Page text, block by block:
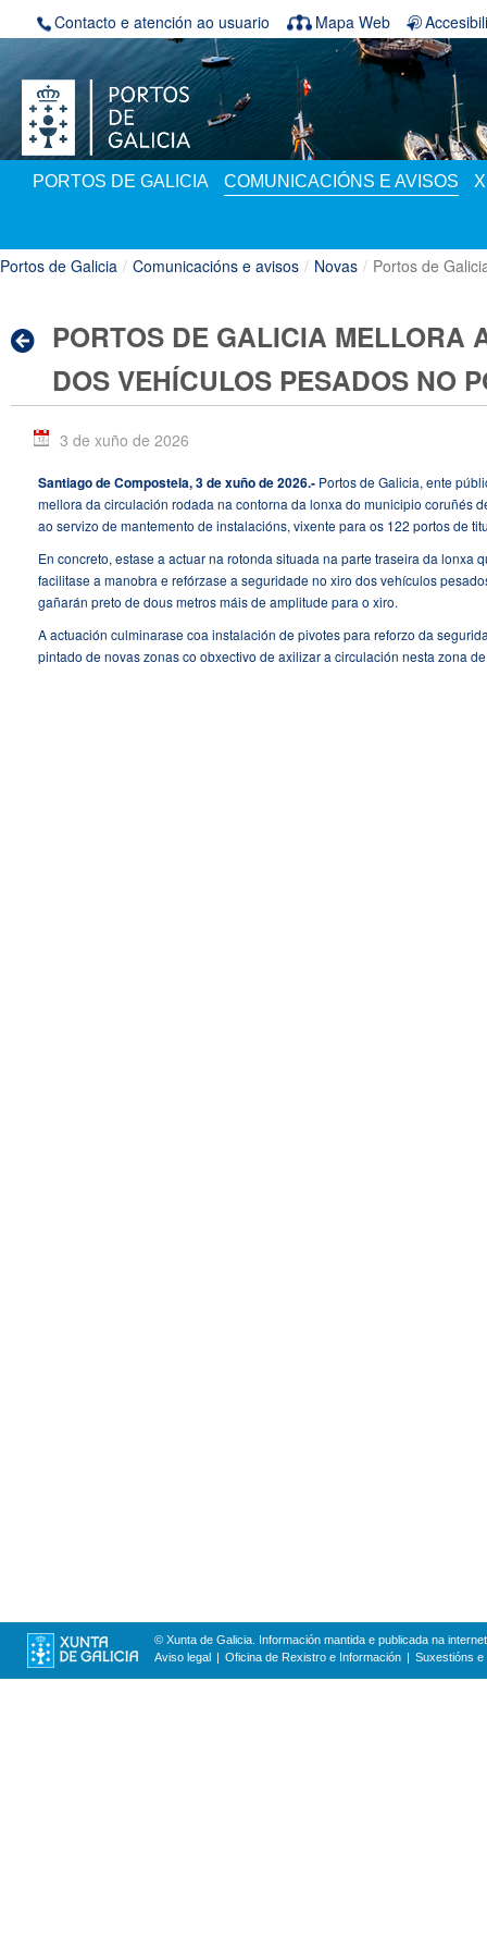
Volver ao contido
Contacto e atención ao usuario Mapa Web
PORTOS DE GALICIA COMUNICACIÓNS E AVISOS
Portos de Galicia / Comunicacións e avisos / Novas / Portos de
PORTOS DE GALICIA MELLORA
DOS VEHÍCULOS PESADOS NO
3 de xuño de 2026
Santiago de Compostela, 3 de xuño de 2026.- Portos de Galicia, ente
mellora da circulación rodada na contorna da lonxa do municipio coruñés
ao servizo de mantemento de instalacións, vixente para os 122 portos de
En concreto, estase a actuar na rotonda situada na parte traseira da lonxa
facilitase a manobra e refórzase a seguridade no xiro dos vehículos
gañarán preto de dous metros máis de amplitude para o xiro.
A actuación culminarase coa instalación de pivotes para reforzo da
pintado de novas zonas co obxectivo de axilizar a circulación nesta zona
© Xunta de Galicia. Información mantida e publicada na
Aviso legal
Oficina de Rexistro e Información Suxestións e